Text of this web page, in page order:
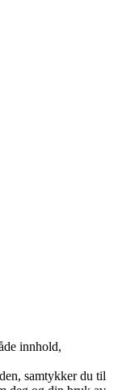
innhold,
samtykker du til